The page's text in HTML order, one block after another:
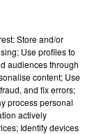
Store and/or
Use profiles to
audiences through
content; Use
and fix errors;
process personal
actively
Identify devices